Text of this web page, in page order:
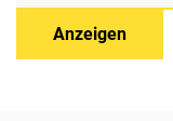
Anzeigen